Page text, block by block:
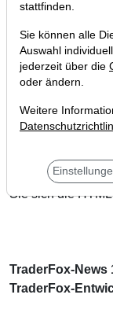
soeben an alle
Sie sich die
TraderFox-News
TraderFox-
stattfinden.
Sie können alle
Auswahl
jederzeit über die
oder ändern.
Weitere